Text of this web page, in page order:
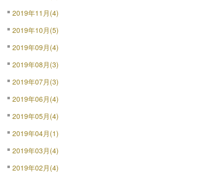
2019年11月(4)
2019年10月(5)
2019年09月(4)
2019年08月(3)
2019年07月(3)
2019年06月(4)
2019年05月(4)
2019年04月(1)
2019年03月(4)
2019年02月(4)